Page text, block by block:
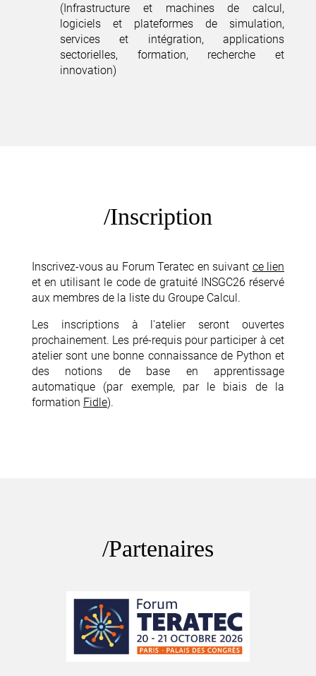
(Infrastructure et machines de calcul,
logiciels et plateformes de simulation,
services et intégration, applications
sectorielles, formation, recherche et
innovation)
Inscription
Inscrivez-vous au Forum Teratec en suivant ce lien
et en utilisant le code de gratuité INSGC26 réservé
aux membres de la liste du Groupe Calcul.
Les inscriptions à l'atelier seront ouvertes
prochainement. Les pré-requis pour participer à cet
atelier sont une bonne connaissance de Python et
des notions de base en apprentissage
automatique (par exemple, par le biais de la
formation Fidle).
Partenaires